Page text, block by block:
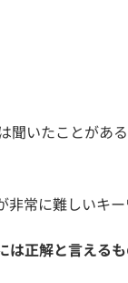
聞いたことがあ
非常に難しいキ
は正解と言える